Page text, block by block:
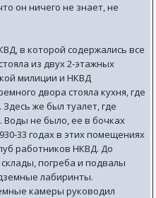
он ничего не знает, не
в которой содержались все
из двух 2-этажных
милиции и НКВД
двора стояла кухня, где
же был туалет, где
не было, ее в бочках
33 годах в этих помещениях
работников НКВД. До
погреба и подвалы
лабиринты.
камеры руководил